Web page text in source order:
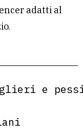
adatti al
e